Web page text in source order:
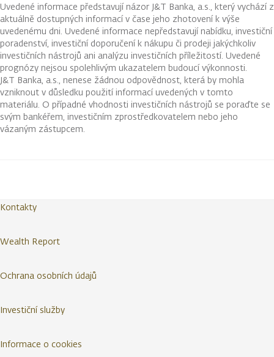
Uvedené informace představují názor J&T Banka, a.s., který vychází z
aktuálně dostupných informací v čase jeho zhotovení k výše
uvedenému dni. Uvedené informace nepředstavují nabídku, investiční
poradenství, investiční doporučení k nákupu či prodeji jakýchkoliv
investičních nástrojů ani analýzu investičních příležitostí. Uvedené
prognózy nejsou spolehlivým ukazatelem budoucí výkonnosti.
J&T Banka, a.s., nenese žádnou odpovědnost, která by mohla
vzniknout v důsledku použití informací uvedených v tomto
materiálu. O případné vhodnosti investičních nástrojů se poraďte se
svým bankéřem, investičním zprostředkovatelem nebo jeho
vázaným zástupcem.
Kontakty
Wealth Report
Ochrana osobních údajů
Investiční služby
Informace o cookies